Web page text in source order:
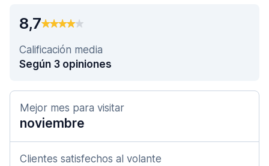
8,7
Calificación media
Según 3 opiniones
Mejor mes para visitar
noviembre
Clientes satisfechos al volante